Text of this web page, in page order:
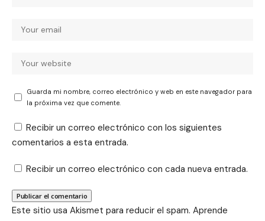
Guarda mi nombre, correo electrónico y web en este navegador para
la próxima vez que comente.
Recibir un correo electrónico con los siguientes
comentarios a esta entrada.
Recibir un correo electrónico con cada nueva entrada.
Este sitio usa Akismet para reducir el spam. Aprende